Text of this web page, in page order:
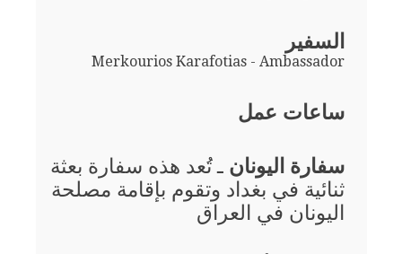
السفير
Merkourios Karafotias - Ambassador
ساعات عمل
سفارة اليونان ـ تُعد هذه سفارة بعثة
ثنائية في بغداد وتقوم بإقامة مصلحة
اليونان في العراق